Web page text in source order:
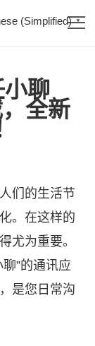
聊
全新
们的生活节
。在这样的
尤为重要。
聊”的通讯应
是您日常沟
(Simplified) ▼